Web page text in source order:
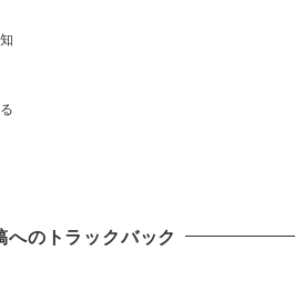
へのトラックバック